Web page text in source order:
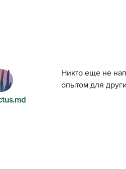
Никто еще не
опытом для